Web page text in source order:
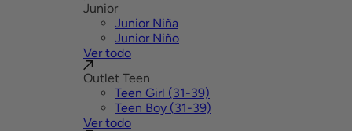
Junior
Junior Niña
Junior Niño
Ver todo
Outlet Teen
Teen Girl (31-39)
Teen Boy (31-39)
Ver todo